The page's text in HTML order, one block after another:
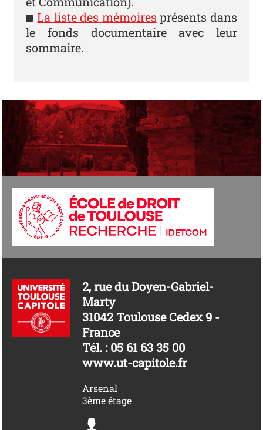
La liste des mémoires présents dans
le fonds documentaire avec leur
sommaire.
2, rue du Doyen-Gabriel-
Marty
31042 Toulouse Cedex 9 -
France
Tél. : 05 61 63 35 00
www.ut-capitole.fr
Arsenal
3ème étage